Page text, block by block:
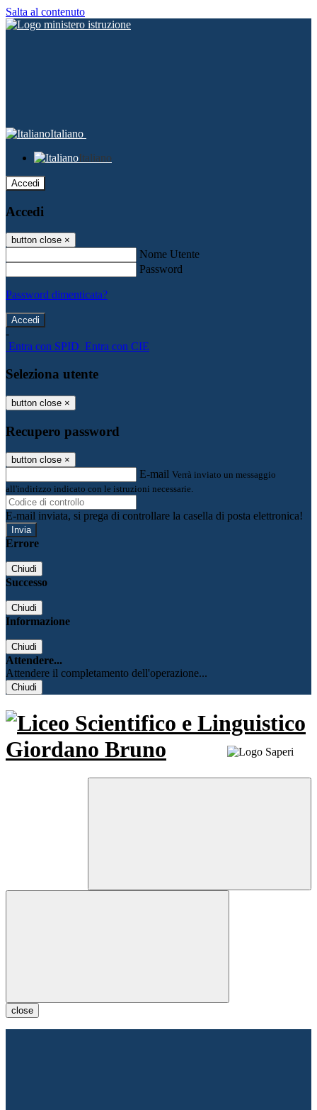
Salta al contenuto
Italiano
Italiano
Accedi
Accedi
button close ×
Nome Utente
Password
Password dimenticata?
-
Entra con SPID Entra con CIE
Seleziona utente
button close ×
Recupero password
button close ×
E-mail Verrà inviato un messaggio
all'indirizzo indicato con le istruzioni necessarie.
E-mail inviata, si prega di controllare la casella di posta elettronica!
Errore
Chiudi
Successo
Chiudi
Informazione
Chiudi
Attendere...
Attendere il completamento dell'operazione...
Chiudi
close